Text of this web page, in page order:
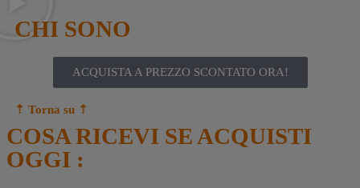
CHI SONO
ACQUISTA A PREZZO SCONTATO ORA!
⇡ Torna su ⇡
COSA RICEVI SE ACQUISTI
OGGI :